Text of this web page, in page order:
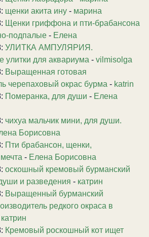
щенки акита ину - марина
Щенки гриффона и пти-брабансона
подпалые - Елена
УЛИТКА АМПУЛЯРИЯ.
улитки для аквариума - vilmisolga
Выращенная готовая
черепаховый окрас бурма - katrin
Померанка, для души - Елена
чихуа мальчик мини, для души.
Борисовна
Пти брабансон, щенки,
- Елена Борисовна
оскошный кремовый бурманский
и разведения - катрин
Выращенный бурманский
редкого окраса в
катрин
Кремовый роскошный кот ищет